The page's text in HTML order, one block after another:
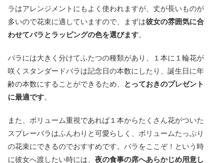
ラはアレンジメントにもよく使われますが、丈が長いものが
多いので花束に適していますので、まずは彼女の雰囲気に合
わせてバラとラッピングの色を選びます。
バラには大きく分けてふたつの種類があり、１本に１輪花が
咲くスタンダードバラは記念日の本数にしたり、誕生日に年
齢の本数にすることができるため、
とっておきのプレゼント
に最適です。
また、ボリューム重視であれば１本からたくさん花がついた
スプレーバラはふんわりと可愛らしく、ボリュームたっぷり
の花束にできるのでおすすめです。バラをここぞ！という時
に彼女へ渡したい時には、 夜の食事の席へあらかじめ用意し